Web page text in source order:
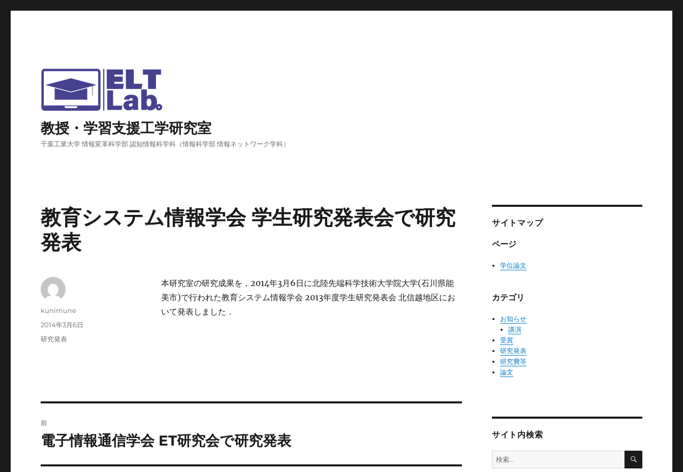
教授・学習支援工学研究室
千葉工業大学 情報変革科学部 認知情報科学科（情報科学部 情報ネットワーク学科）
教育システム情報学会 学生研究発表会で研究
発表
本研究室の研究成果を，2014年3月6日に北陸先端科学技術大学院大学(石川県能
美市)で行われた教育システム情報学会 2013年度学生研究発表会 北信越地区にお
いて発表しました．
投
kunimune
投
稿
2014年3月6日
カ
研究発表
稿
前
前
投
電子情報通信学会 ET研究会で研究発表
サイトマップ
ページ
学位論文
カテゴリ
お知らせ
講演
受賞
研究発表
研究費等
論文
サイト内検索
検
索:
検